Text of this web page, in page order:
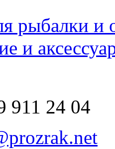
рыбалки и
и
911 24 04